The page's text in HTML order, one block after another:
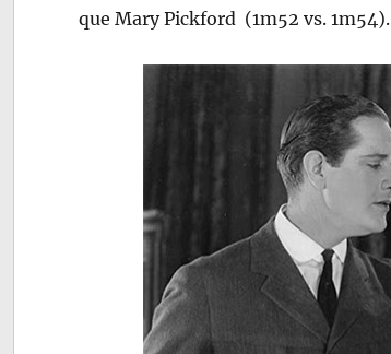
que Mary Pickford (1m52 vs. 1m54).